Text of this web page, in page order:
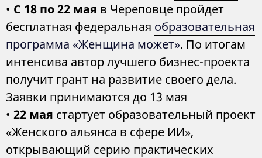
• С 18 по 22 мая в Череповце пройдет
бесплатная федеральная образовательная
программа «Женщина может». По итогам
интенсива автор лучшего бизнес-проекта
получит грант на развитие своего дела.
Заявки принимаются до 13 мая
• 22 мая стартует образовательный проект
«Женского альянса в сфере ИИ»,
открывающий серию практических